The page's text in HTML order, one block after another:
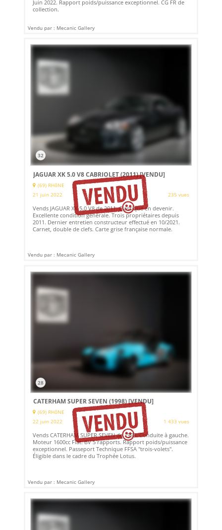
Juin 2022. Rapport poids/puissance exceptionnel. CG FR de
collection.
Vendu par : Mecanic Gallery
32
JAGUAR XK 5.0 V8 CABRIOLET (2011)[VENDU]
(69) RHôNE
21 juin 2022
235 vues
Vends JAGUAR XK 5.0 V8 de 2011. Classique en devenir.
Excellente condition générale. Trois propriétaires depuis
2011. Dernier entretien constructeur effectué en 10/2021.
Carnet, double de clefs. Carte grise française normale.
Vendu par : Mecanic Gallery
28
CATERHAM SUPER SEVEN (1998)[VENDU]
(69) RHôNE
22 juin 2022
1 433 vues
Vends CATERHAM SUPER SEVEN de 1998. Conduite à gauche.
Moteur 1600cc Fiat. BV 5 rapports. Rapport poids/puissance
exceptionnel. Passeport Technique FFSA "trois-volets".
Éligible dans le cadre du Trophée Lotus.
Vendu par : Mecanic Gallery